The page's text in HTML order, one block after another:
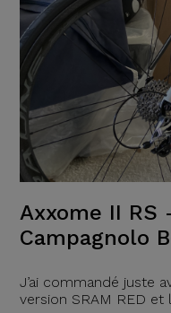
Axxome II RS
Campagnolo
J’ai commandé juste
version SRAM RED et